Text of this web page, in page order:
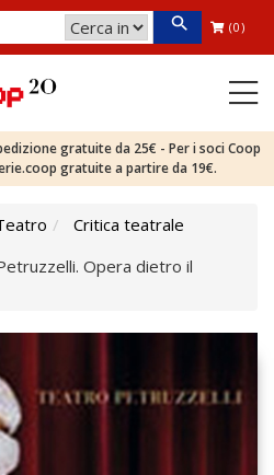
(0)
gratuite da 25€ - Per i soci Coop
gratuite a partire da 19€.
Critica teatrale
Opera dietro il